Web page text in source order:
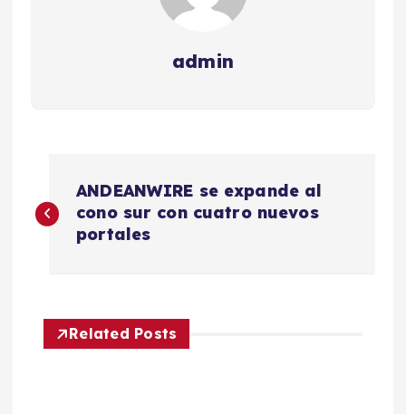
admin
a
e
g
ANDEANWIRE se expande al
cono sur con cuatro nuevos
portales
Related Posts